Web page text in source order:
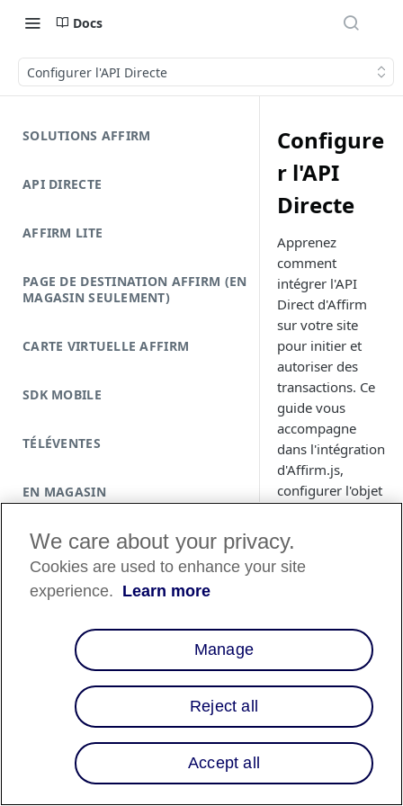
Docs
Configurer l'API Directe
SOLUTIONS AFFIRM
API DIRECTE
AFFIRM LITE
PAGE DE DESTINATION AFFIRM (EN
MAGASIN SEULEMENT)
CARTE VIRTUELLE AFFIRM
SDK MOBILE
TÉLÉVENTES
EN MAGASIN
Configure
r l'API
Directe
Apprenez
comment
intégrer l'API
Direct d'Affirm
sur votre site
pour initier et
autoriser des
transactions. Ce
guide vous
accompagne
dans l'intégration
d'Affirm.js,
configurer l'objet
autoriser les
paiements.
We care about your privacy.
Cookies are used to enhance your site
experience. Learn more
Manage
Reject all
Accept all